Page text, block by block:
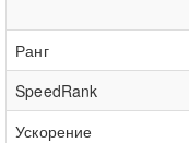
Ранг
SpeedRank
Ускорение